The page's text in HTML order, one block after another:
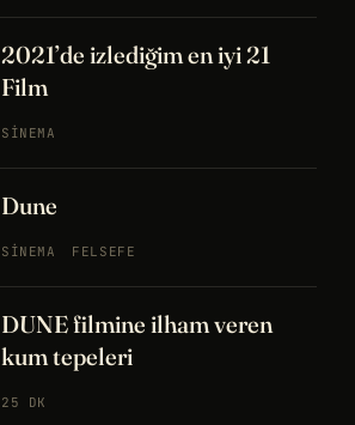
2021’de izlediğim en iyi 21
Film
SINEMA
Dune
SINEMA FELSEFE
DUNE filmine ilham veren
kum tepeleri
25 DK